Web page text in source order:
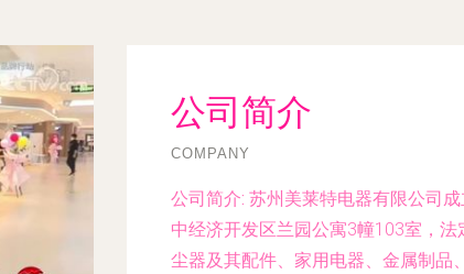
公司简介
COMPANY
公司简介: 苏州美莱特电器有限公司
中经济开发区兰园公寓3幢103室，
尘器及其配件、家用电器、金属制品